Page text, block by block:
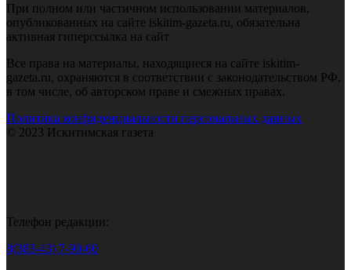
При полном или частичном использовании материалов,
опубликованных на сайте iskitim-gazeta.ru, обязательна
активная гиперссылка на сайт
Все права на материалы, находящиеся на сайте iskitim-
gazeta.ru, охраняются в соответствии с законодательством РФ,
в том числе, об авторском праве и смежных правах.
Политика конфиденциальности персональных данных
© 2023 Искитимская газета
Телефон редакции:
8(383-43) 7-90-60